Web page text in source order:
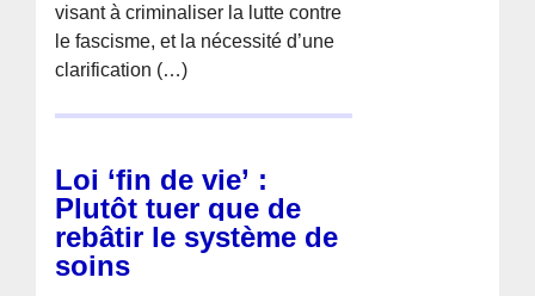
visant à criminaliser la lutte contre
le fascisme, et la nécessité d’une
clarification (…)
Loi ‘fin de vie’ :
Plutôt tuer que de
rebâtir le système de
soins